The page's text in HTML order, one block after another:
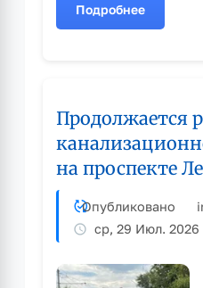
Подробнее
о
и
горячего
Продолжается
на проспекте
Опубликовано
ср, 29 Июл. 2026